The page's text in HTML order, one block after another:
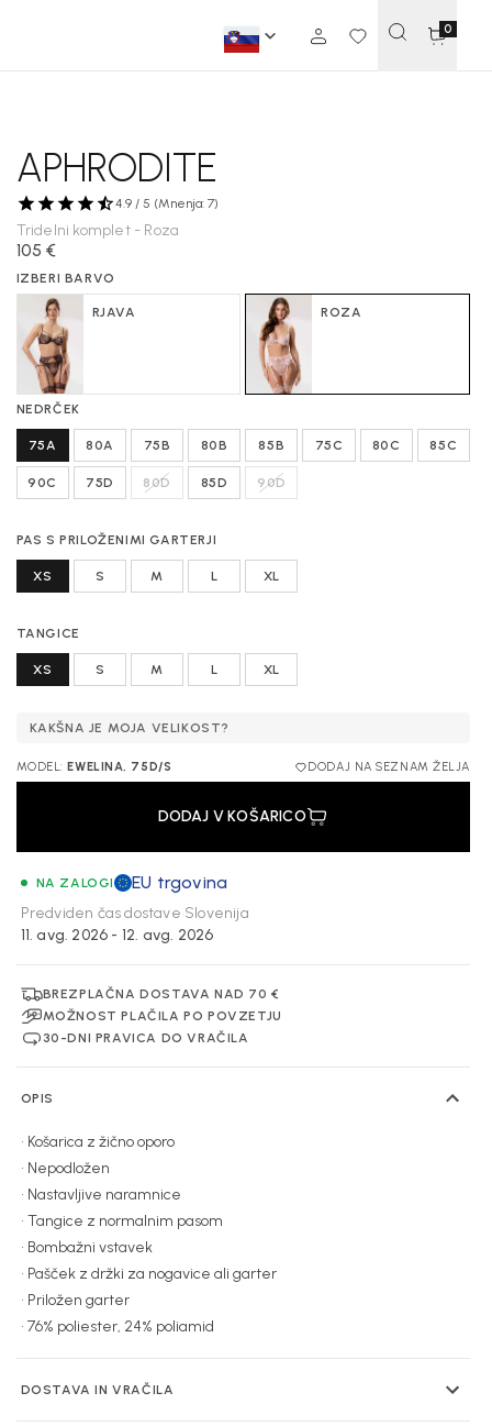
0
APHRODITE
4.9 / 5 (Mnenja: 7)
Tridelni komplet - Roza
105 €
IZBERI BARVO
RJAVA ROZA
NEDRČEK
75A 80A 75B 80B 85B 75C 80C 85C
90C 75D 80D 85D 90D
PAS S PRILOŽENIMI GARTERJI
XS S M L XL
TANGICE
XS S M L XL
KAKŠNA JE MOJA VELIKOST?
MODEL:EWELINA, 75D/S DODAJ NA SEZNAM ŽELJA
DODAJ V KOŠARICO
NA ZALOGI EU trgovina
Predviden čas dostave Slovenija
11. avg. 2026 - 12. avg. 2026
BREZPLAČNA DOSTAVA NAD 70 €
MOŽNOST PLAČILA PO POVZETJU
30-DNI PRAVICA DO VRAČILA
OPIS
• Košarica z žično oporo
• Nepodložen
• Nastavljive naramnice
• Tangice z normalnim pasom
• Bombažni vstavek
• Pašček z držki za nogavice ali garter
• Priložen garter
DOSTAVA IN VRAČILA